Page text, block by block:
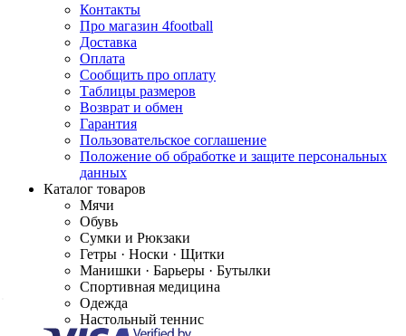
Контакты
Про магазин 4football
Доставка
Оплата
Сообщить про оплату
Таблицы размеров
Возврат и обмен
Гарантия
Пользовательское соглашение
Положение об обработке и защите персональных
данных
Каталог товаров
Мячи
Обувь
Сумки и Рюкзаки
Гетры · Носки · Щитки
Манишки · Барьеры · Бутылки
Спортивная медицина
Одежда
Настольный теннис